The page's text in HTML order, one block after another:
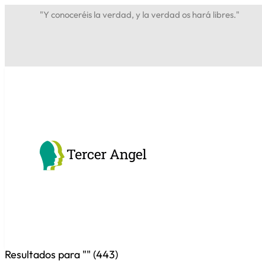
"Y conoceréis la verdad, y la verdad os hará libres."
Resultados para "" (443)